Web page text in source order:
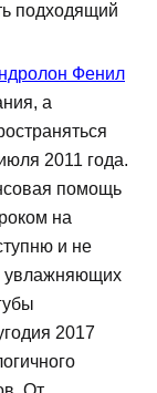
подходящий
Фенил
а
2011 года.
помощь
на
и не
увлажняющих
2017